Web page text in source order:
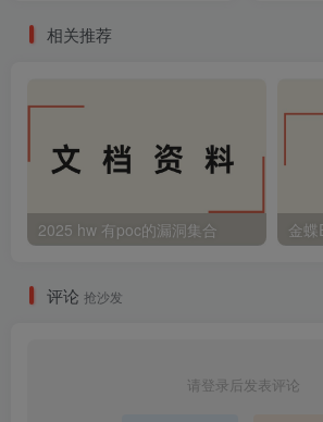
相关推荐
2025 hw 有poc的漏洞集合
评论 抢沙发
请登录后发表评论